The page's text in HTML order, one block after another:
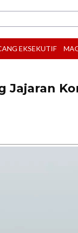
EKSEKUTIF
Jajaran